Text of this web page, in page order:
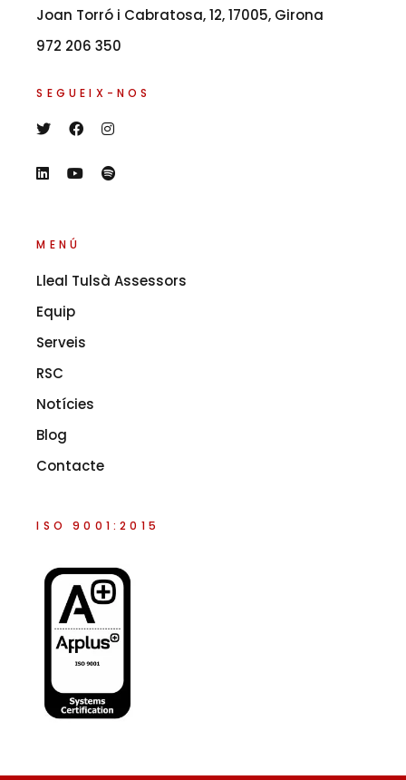
Joan Torró i Cabratosa, 12, 17005, Girona
972 206 350
SEGUEIX-NOS
MENÚ
Lleal Tulsà Assessors
Equip
Serveis
RSC
Notícies
Blog
Contacte
ISO 9001:2015